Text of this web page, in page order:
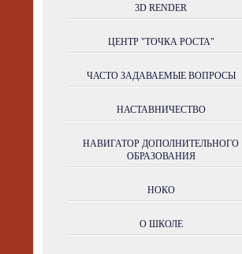
3D RENDER
ЦЕНТР "ТОЧКА РОСТА"
ЧАСТО ЗАДАВАЕМЫЕ ВОПРОСЫ
НАСТАВНИЧЕСТВО
НАВИГАТОР ДОПОЛНИТЕЛЬНОГО
ОБРАЗОВАНИЯ
НОКО
О ШКОЛЕ